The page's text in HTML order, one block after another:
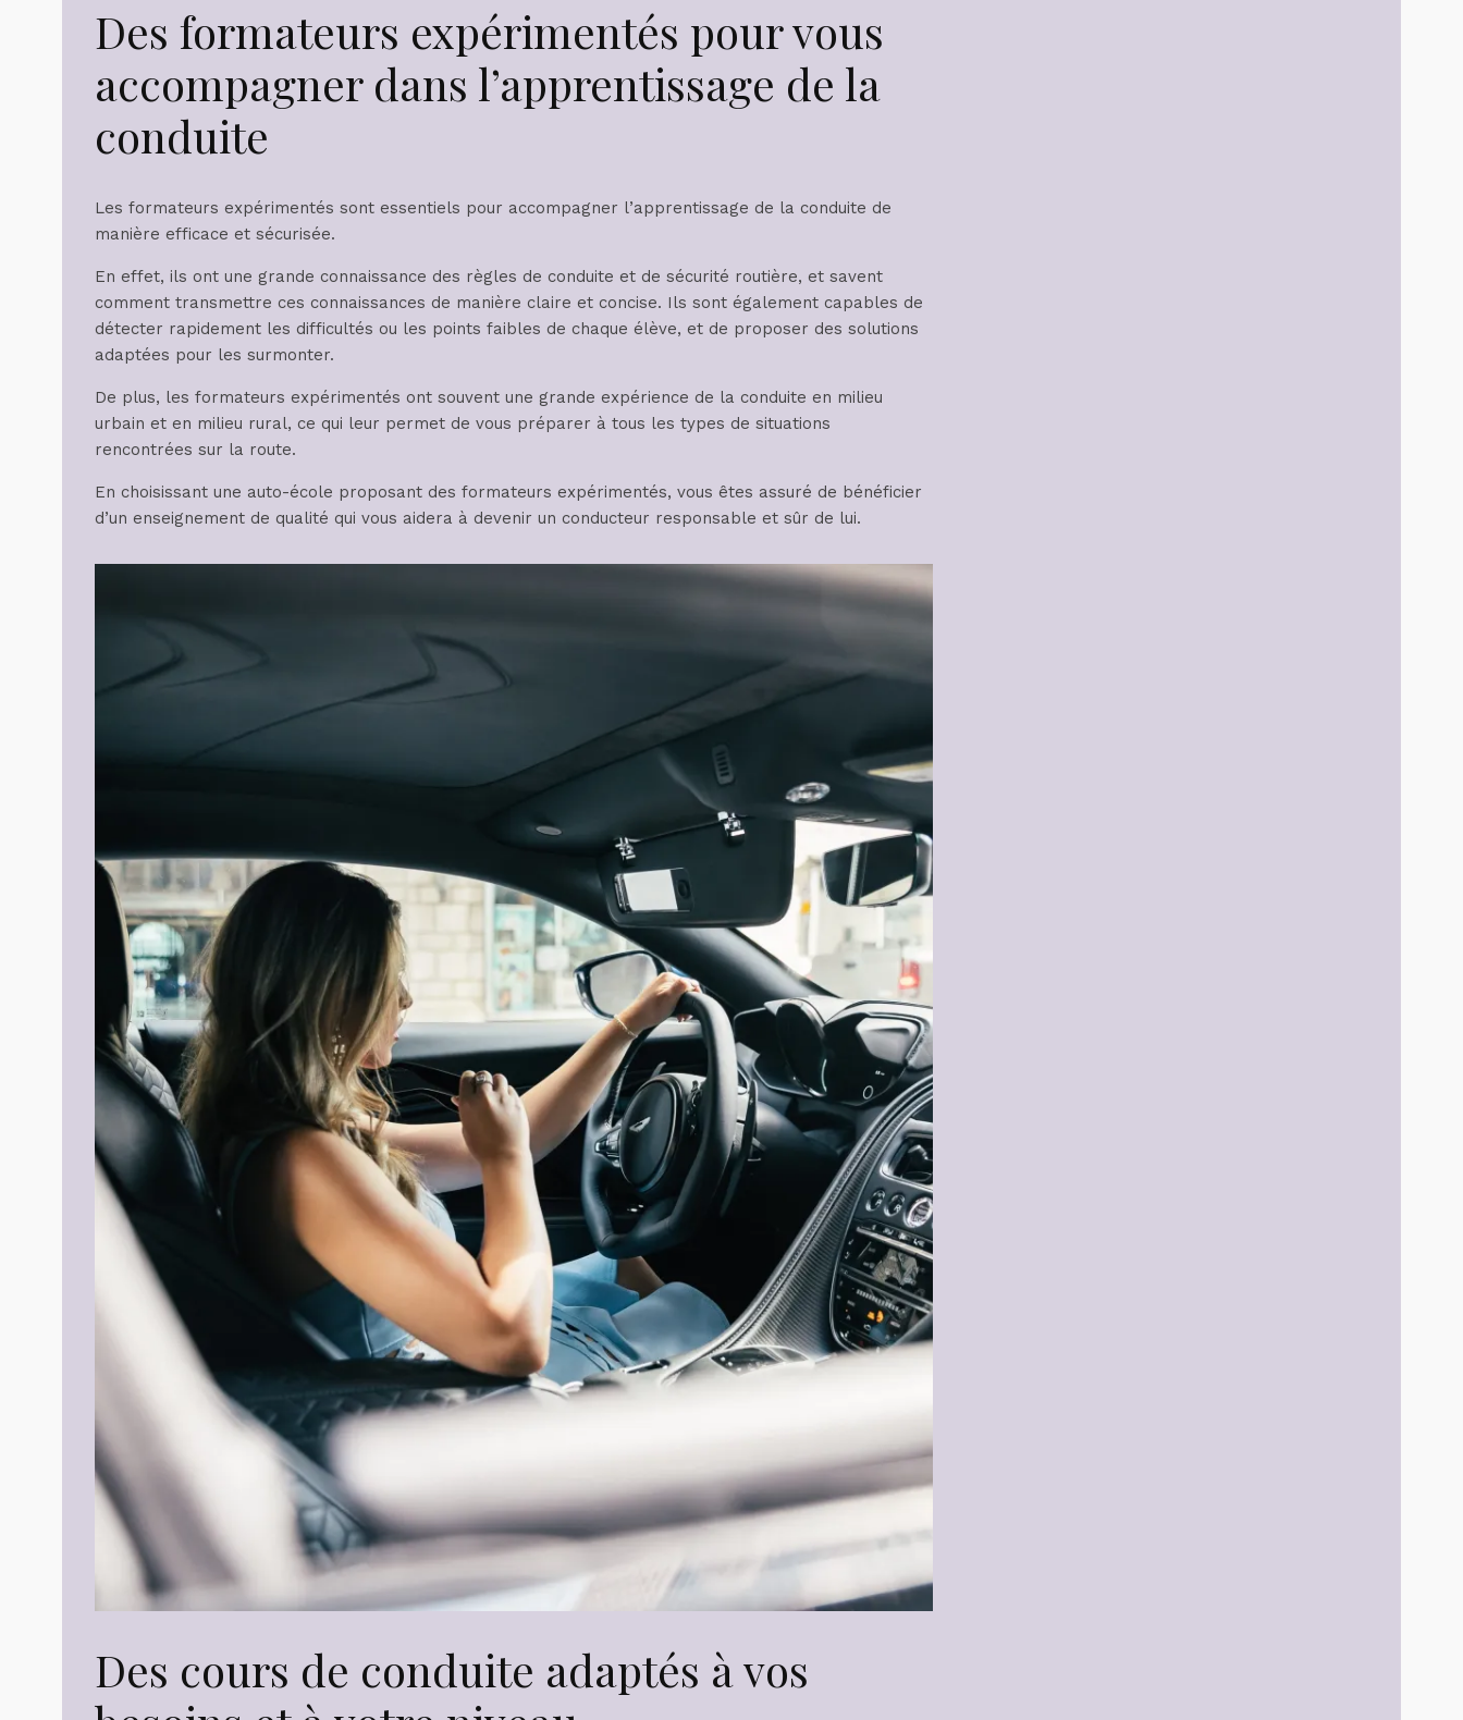
Des formateurs expérimentés pour vous
accompagner dans l’apprentissage de la
conduite
Les formateurs expérimentés sont essentiels pour accompagner l’apprentissage de la conduite de
manière efficace et sécurisée.
En effet, ils ont une grande connaissance des règles de conduite et de sécurité routière, et savent
comment transmettre ces connaissances de manière claire et concise. Ils sont également capables de
détecter rapidement les difficultés ou les points faibles de chaque élève, et de proposer des solutions
adaptées pour les surmonter.
De plus, les formateurs expérimentés ont souvent une grande expérience de la conduite en milieu
urbain et en milieu rural, ce qui leur permet de vous préparer à tous les types de situations
rencontrées sur la route.
En choisissant une auto-école proposant des formateurs expérimentés, vous êtes assuré de bénéficier
d’un enseignement de qualité qui vous aidera à devenir un conducteur responsable et sûr de lui.
Des cours de conduite adaptés à vos